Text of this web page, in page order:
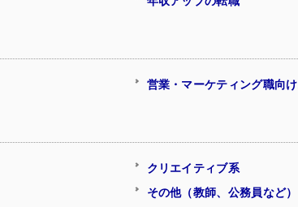
営業・マーケティング職向
クリエイティブ系
その他（教師、公務員など）